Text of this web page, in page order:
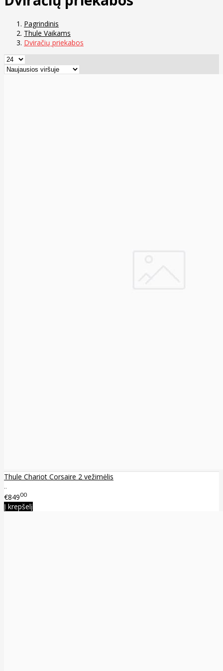
Pagrindinis
Thule Vaikams
Dviračių priekabos
Thule Chariot Corsaire 2 vežimėlis
..
€84900
Į krepšelį